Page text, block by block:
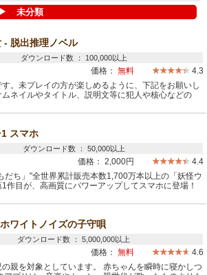
未分類
- 脱出推理ノベル
ダウンロード数 ： 100,000以上
価格： 無料
4.3
。未プレイの方が楽しめるように、下記をお願いし
ネイルやタイトル、説明文等に犯人や核心などの
スマホ
ダウンロード数 ： 50,000以上
価格： 2,000円
4.4
だち」"全世界累計販売本数1,700万本以上の「妖怪ウ
作目が、高画質にパワーアップしてスマホに登場！
ワイトノイズの子守唄
ダウンロード数 ： 5,000,000以上
価格： 無料
4.6
親を対象としています。 赤ちゃんを瞬時に寝かしつ